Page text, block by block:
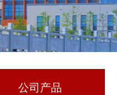
公司产品